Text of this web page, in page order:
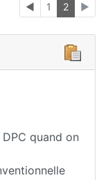
◄ 1 2 ►
quand on